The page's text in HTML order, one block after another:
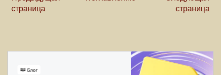
страница
страница